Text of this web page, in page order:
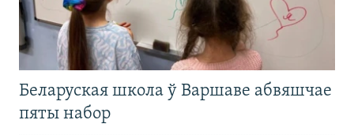
Беларуская школа ў Варшаве абвяшчае
пяты набор